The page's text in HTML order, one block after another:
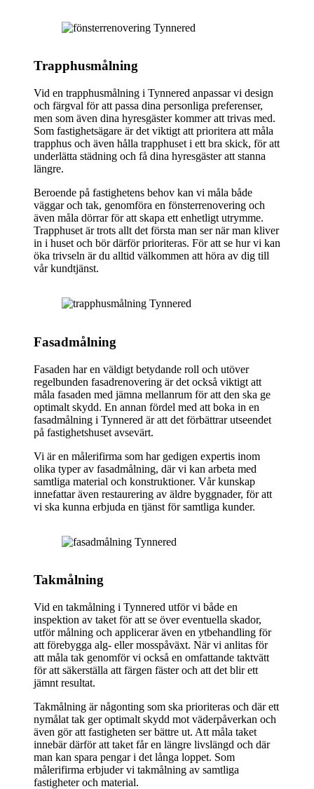
Trapphusmålning
Vid en trapphusmålning i Tynnered anpassar vi design
och färgval för att passa dina personliga preferenser,
men som även dina hyresgäster kommer att trivas med.
Som fastighetsägare är det viktigt att prioritera att måla
trapphus och även hålla trapphuset i ett bra skick, för att
underlätta städning och få dina hyresgäster att stanna
längre.
Beroende på fastighetens behov kan vi måla både
väggar och tak, genomföra en fönsterrenovering och
även måla dörrar för att skapa ett enhetligt utrymme.
Trapphuset är trots allt det första man ser när man kliver
in i huset och bör därför prioriteras. För att se hur vi kan
öka trivseln är du alltid välkommen att höra av dig till
vår kundtjänst.
Fasadmålning
Fasaden har en väldigt betydande roll och utöver
regelbunden fasadrenovering är det också viktigt att
måla fasaden med jämna mellanrum för att den ska ge
optimalt skydd. En annan fördel med att boka in en
fasadmålning i Tynnered är att det förbättrar utseendet
på fastighetshuset avsevärt.
Vi är en målerifirma som har gedigen expertis inom
olika typer av fasadmålning, där vi kan arbeta med
samtliga material och konstruktioner. Vår kunskap
innefattar även restaurering av äldre byggnader, för att
vi ska kunna erbjuda en tjänst för samtliga kunder.
Takmålning
Vid en takmålning i Tynnered utför vi både en
inspektion av taket för att se över eventuella skador,
utför målning och applicerar även en ytbehandling för
att förebygga alg- eller mosspåväxt. När vi anlitas för
att måla tak genomför vi också en omfattande taktvätt
för att säkerställa att färgen fäster och att det blir ett
jämnt resultat.
Takmålning är någonting som ska prioriteras och där ett
nymålat tak ger optimalt skydd mot väderpåverkan och
även gör att fastigheten ser bättre ut. Att måla taket
innebär därför att taket får en längre livslängd och där
man kan spara pengar i det långa loppet. Som
målerifirma erbjuder vi takmålning av samtliga
fastigheter och material.